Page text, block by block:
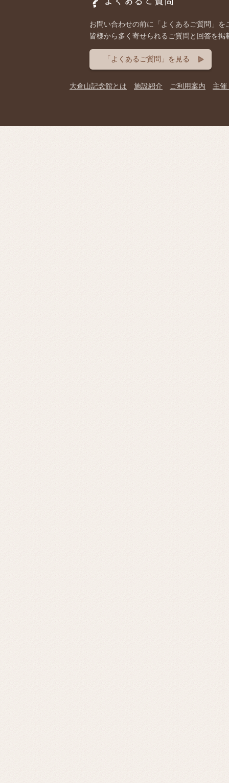
お問い合わせの前に「よくあるご質問」を
皆様から多く寄せられるご質問と回答を掲
「よくあるご質問」を見る
大倉山記念館とは 施設紹介 ご利用案内 主催